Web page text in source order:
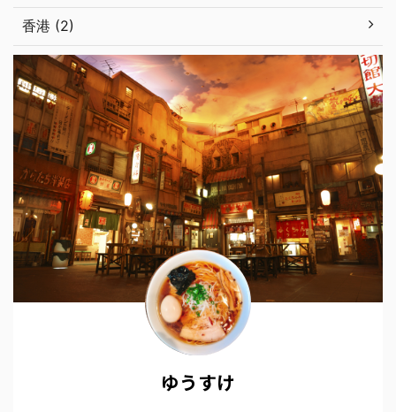
香港 (2)
ゆうすけ